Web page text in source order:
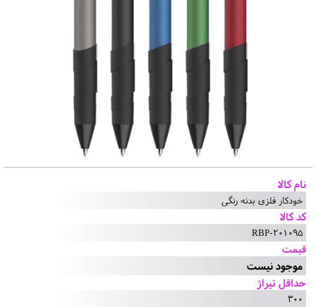
نام کالا
خودکار فلزی بدنه رنگی
کد کالا
RBP-201095
قیمت
موجود نیست
حداقل تیراژ
300